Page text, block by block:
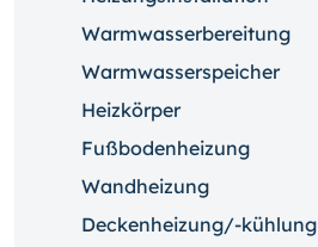
Warmwasserbereitung
Warmwasserspeicher
Heizkörper
Fußbodenheizung
Wandheizung
Deckenheizung/-kühlung